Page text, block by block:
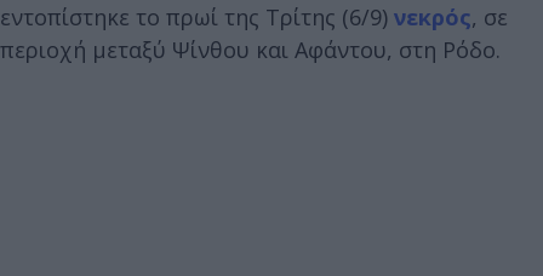
εντοπίστηκε το πρωί της Τρίτης (6/9) νεκρός, σε
περιοχή μεταξύ Ψίνθου και Αφάντου, στη Ρόδο.